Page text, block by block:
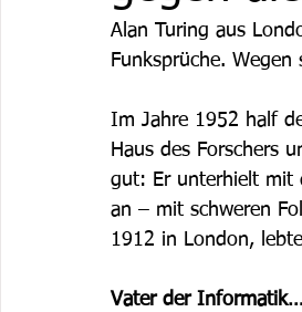
Alan Turing aus
Funksprüche.
Im Jahre 1952 half
Haus des Forschers
gut: Er unterhielt mit
an – mit schweren
1912 in London,
Vater der Informatik…